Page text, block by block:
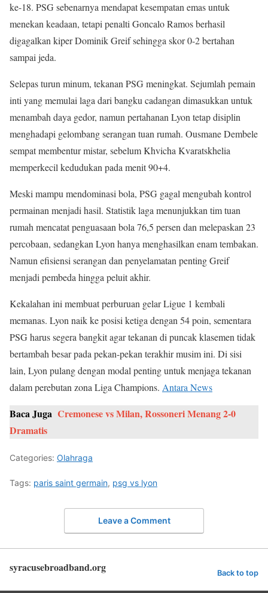
ke-18. PSG sebenarnya mendapat kesempatan emas untuk
menekan keadaan, tetapi penalti Goncalo Ramos berhasil
digagalkan kiper Dominik Greif sehingga skor 0-2 bertahan
sampai jeda.
Selepas turun minum, tekanan PSG meningkat. Sejumlah pemain
inti yang memulai laga dari bangku cadangan dimasukkan untuk
menambah daya gedor, namun pertahanan Lyon tetap disiplin
menghadapi gelombang serangan tuan rumah. Ousmane Dembele
sempat membentur mistar, sebelum Khvicha Kvaratskhelia
memperkecil kedudukan pada menit 90+4.
Meski mampu mendominasi bola, PSG gagal mengubah kontrol
permainan menjadi hasil. Statistik laga menunjukkan tim tuan
rumah mencatat penguasaan bola 76,5 persen dan melepaskan 23
percobaan, sedangkan Lyon hanya menghasilkan enam tembakan.
Namun efisiensi serangan dan penyelamatan penting Greif
menjadi pembeda hingga peluit akhir.
Kekalahan ini membuat perburuan gelar Ligue 1 kembali
memanas. Lyon naik ke posisi ketiga dengan 54 poin, sementara
PSG harus segera bangkit agar tekanan di puncak klasemen tidak
bertambah besar pada pekan-pekan terakhir musim ini. Di sisi
lain, Lyon pulang dengan modal penting untuk menjaga tekanan
dalam perebutan zona Liga Champions. Antara News
Baca Juga Cremonese vs Milan, Rossoneri Menang 2-0
Dramatis
Categories: Olahraga
Tags: paris saint germain, psg vs lyon
Leave a Comment
syracusebroadband.org Back to top